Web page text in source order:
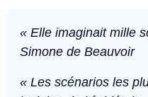
« Elle imaginait mille
Simone de Beauvoir
« Les scénarios les